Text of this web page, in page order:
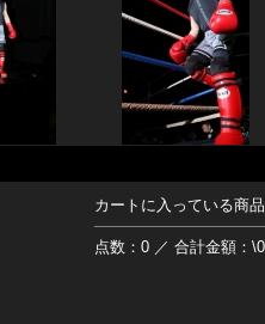
カートに入っている商品
点数：0 ／ 合計金額：\0